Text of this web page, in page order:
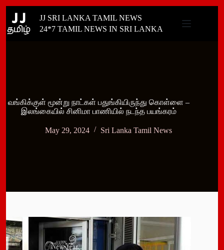
content
JJ SRI LANKA TAMIL NEWS
24*7 TAMIL NEWS IN SRI LANKA
வங்கிக்குள் மூன்று நாட்கள் பதுங்கியிருந்து கொள்ளை –
இலங்கையில் சினிமா பாணியில் நடந்த பயங்கரம்
May 29, 2024 Sri Lanka Tamil News